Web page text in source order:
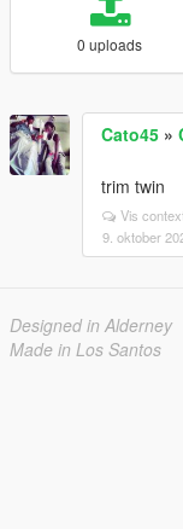
0 uploads
Cato45 »
trim twin
Vis
9. oktober
Designed in Alderney
Made in Los Santos